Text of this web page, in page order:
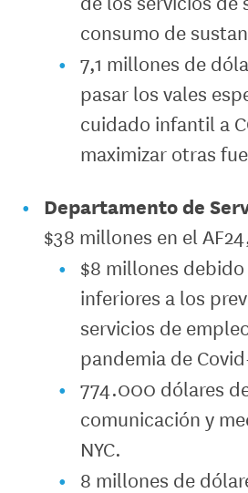
consumo de
7,1 millones de
pasar los vales
cuidado infantil a
maximizar otras
Departamento de
$38 millones en el
$8 millones
inferiores a los
servicios de
pandemia de
774.000 dólares
comunicación y
NYC.
8 millones de